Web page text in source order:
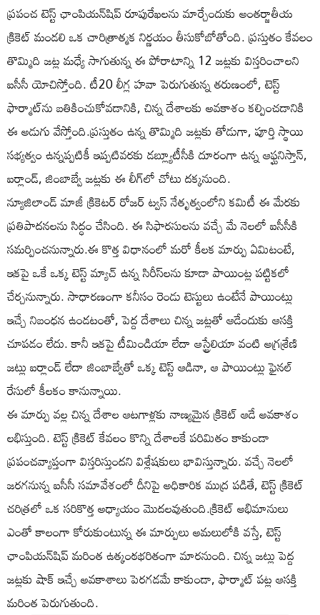
ప్రపంచ టెస్ట్ ఛాంపియన్‌షిప్ రూపురేఖలను మార్చేందుకు అంతర్జాతీయ
క్రికెట్ మండలి ఒక చారిత్రాత్మక నిర్ణయం తీసుకోబోతోంది. ప్రస్తుతం కేవలం
తొమ్మిది జట్ల మధ్యే సాగుతున్న ఈ పోరాటాన్ని 12 జట్లకు విస్తరించాలని
ఐసీసీ యోచిస్తోంది. టీ20 లీగ్ల హవా పెరుగుతున్న తరుణంలో, టెస్ట్
ఫార్మాట్‌ను బతికించుకోవడానికి, చిన్న దేశాలకు అవకాశం కల్పించడానికి
ఈ అడుగు వేస్తోంది.ప్రస్తుతం ఉన్న తొమ్మిది జట్లకు తోడుగా, పూర్తి స్థాయి
సభ్యత్వం ఉన్నప్పటికీ ఇప్పటివరకు డబ్ల్యూటీసీకి దూరంగా ఉన్న ఆఫ్ఘనిస్తాన్,
ఐర్లాండ్, జింబాబ్వే జట్లకు ఈ లీగ్‌లో చోటు దక్కనుంది.
న్యూజిలాండ్ మాజీ క్రికెటర్ రోజర్ ట్వస్ నేతృత్వంలోని కమిటీ ఈ మేరకు
ప్రతిపాదనలను సిద్ధం చేసింది. ఈ సిఫారసులను వచ్చే మే నెలలో ఐసీసీకి
సమర్పించనున్నారు.ఈ కొత్త విధానంలో మరో కీలక మార్పు ఏమిటంటే,
ఇకపై ఒకే ఒక్క టెస్ట్ మ్యాచ్ ఉన్న సిరీస్‌లను కూడా పాయింట్ల పట్టికలో
చేర్చనున్నారు. సాధారణంగా కనీసం రెండు టెస్టులు ఉంటేనే పాయింట్లు
ఇచ్చే నిబంధన ఉండటంతో, పెద్ద దేశాలు చిన్న జట్లతో ఆడేందుకు ఆసక్తి
చూపడం లేదు. కానీ ఇకపై టీమిండియా లేదా ఆస్ట్రేలియా వంటి అగ్రశ్రేణి
జట్లు ఐర్లాండ్ లేదా జింబాబ్వేతో ఒక్క టెస్ట్ ఆడినా, ఆ పాయింట్లు ఫైనల్
రేసులో కీలకం కానున్నాయి.
ఈ మార్పు వల్ల చిన్న దేశాల ఆటగాళ్లకు నాణ్యమైన క్రికెట్ ఆడే అవకాశం
లభిస్తుంది. టెస్ట్ క్రికెట్ కేవలం కొన్ని దేశాలకే పరిమితం కాకుండా
ప్రపంచవ్యాప్తంగా విస్తరిస్తుందని విశ్లేషకులు భావిస్తున్నారు. వచ్చే నెలలో
జరగనున్న ఐసీసీ సమావేశంలో దీనిపై అధికారిక ముద్ర పడితే, టెస్ట్ క్రికెట్
చరిత్రలో ఒక సరికొత్త అధ్యాయం మొదలవుతుంది.క్రికెట్ అభిమానులు
ఎంతో కాలంగా కోరుకుంటున్న ఈ మార్పులు అమలులోకి వస్తే, టెస్ట్
ఛాంపియన్‌షిప్ మరింత ఉత్కంఠభరితంగా మారనుంది. చిన్న జట్లు పెద్ద
జట్లకు షాక్ ఇచ్చే అవకాశాలు పెరగడమే కాకుండా, ఫార్మాట్ పట్ల ఆసక్తి
మరింత పెరుగుతుంది.